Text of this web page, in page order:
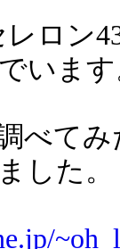
ロン
いま
べて
した。